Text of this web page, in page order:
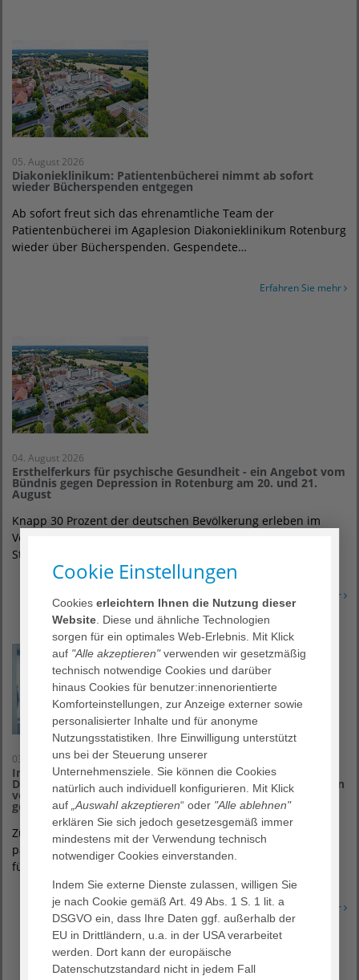
05. August 2026
Diakonieklinikum: Patientenbücherei nimmt ab sofort
wieder Bücherspenden entgegen
Ab sofort freut sich das ehrenamtliche Team der
Patientenbücherei im Agaplesion Diakonieklinikum Rotenburg
wieder über Bücherspenden. Gespendete…
Erfahren Sie mehr
04. August 2026
Ersthelferkurs für psychische Gesundheit - ein Angebot vom
Bündnis gegen Depression in Rotenburg am 20. und 21.
August
Knapp 30 Prozent der deutschen Bevölkerung erleben im
Verlauf eines Jahres eine behandlungsbedürftige psychische
Störung. Deshalb können Ersthelfer in…
Erfahren Sie mehr
03. August 2026
Info-Café für Krebspatientinnen und -patienten im
Diakonieklinikum: Wirkmechanismen und Nebenwirkungen
von Krebstherapien und „Von allen guten Geistern
getragen“
Zu einem neuen Info-Café für Krebspatientinnen und -
patienten lädt das Agaplesion Diakonieklinikum Rotenburg
für Mittwoch, 2. September 2026, von…
Erfahren Sie mehr
Cookie Einstellungen
Cookieserleichtern Ihnen die Nutzung dieser
Website . Diese und ähnliche Technologien
sorgen für ein optimales Web-Erlebnis. Mit Klick
auf "Alle akzeptieren"verwenden wir gesetzmäßig
technisch notwendige Cookies und darüber
hinaus Cookies für benutzer:innenorientierte
Komforteinstellungen, zur Anzeige externer sowie
personalisierter Inhalte und für anonyme
Nutzungsstatistiken. Ihre Einwilligung unterstützt
uns bei der Steuerung unserer
Unternehmensziele. Sie können die Cookies
natürlich auch individuell konfigurieren. Mit Klick
auf „Auswahl akzeptieren“ oder "Alle ablehnen"
erklären Sie sich jedoch gesetzesgemäß immer
mindestens mit der Verwendung technisch
notwendiger Cookies einverstanden.
Indem Sie externe Dienste zulassen, willigen Sie
je nach Cookie gemäß Art. 49 Abs. 1 S. 1 lit. a
DSGVO ein, dass Ihre Daten ggf. außerhalb der
EU in Drittländern, u.a. in der USA verarbeitet
werden. Dort kann der europäische
Datenschutzstandard nicht in jedem Fall